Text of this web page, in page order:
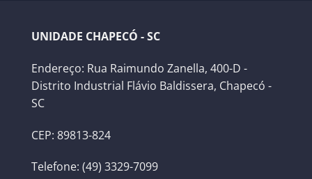
UNIDADE CHAPECÓ - SC
Endereço: Rua Raimundo Zanella, 400-D -
Distrito Industrial Flávio Baldissera, Chapecó -
SC
CEP: 89813-824
Telefone: (49) 3329-7099